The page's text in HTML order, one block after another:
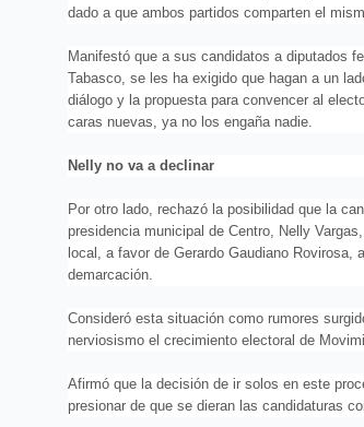
dado a que ambos partidos comparten el
Manifestó que a sus candidatos a diputados
Tabasco, se les ha exigido que hagan a un
diálogo y la propuesta para convencer al
caras nuevas, ya no los engaña nadie.
Nelly no va a declinar
Por otro lado, rechazó la posibilidad que la
presidencia municipal de Centro, Nelly
local, a favor de Gerardo Gaudiano Rovirosa,
demarcación.
Consideró esta situación como rumores
nerviosismo el crecimiento electoral de
Afirmó que la decisión de ir solos en este
presionar de que se dieran las candidaturas